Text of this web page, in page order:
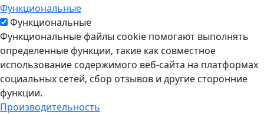
Функциональные
Функциональные
Функциональные файлы cookie помогают выполнять
определенные функции, такие как совместное
использование содержимого веб-сайта на платформах
социальных сетей, сбор отзывов и другие сторонние
функции.
Производительность